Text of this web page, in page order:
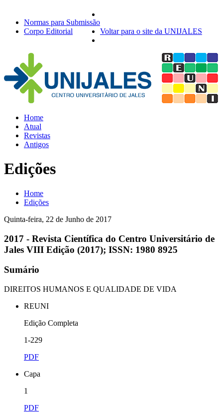
Normas para Submissão
Corpo Editorial
Voltar para o site da UNIJALES
Home
Atual
Revistas
Antigos
Edições
Home
Edições
Quinta-feira, 22 de Junho de 2017
2017 - Revista Científica do Centro Universitário de
Jales VIII Edição (2017); ISSN: 1980 8925
Sumário
DIREITOS HUMANOS E QUALIDADE DE VIDA
REUNI
Edição Completa
1-229
PDF
Capa
1
PDF